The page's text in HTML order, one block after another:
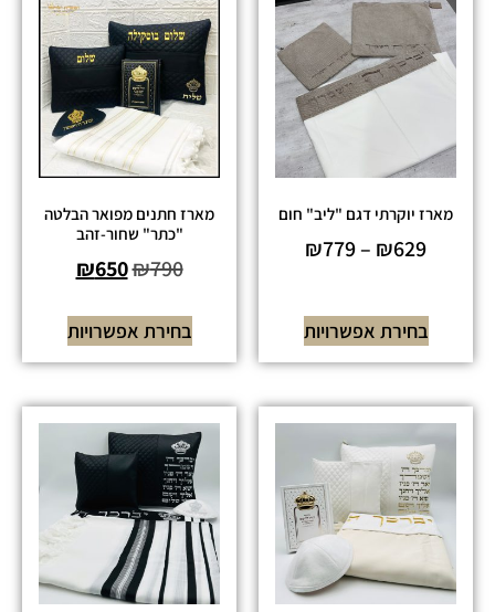
מארז יוקרתי דגם "ליב" חום
₪629
–
₪779
בחירת אפשרויות
מארז חתנים מפואר הבלטה
"כתר" שחור-זהב
₪790
₪650
בחירת אפשרויות